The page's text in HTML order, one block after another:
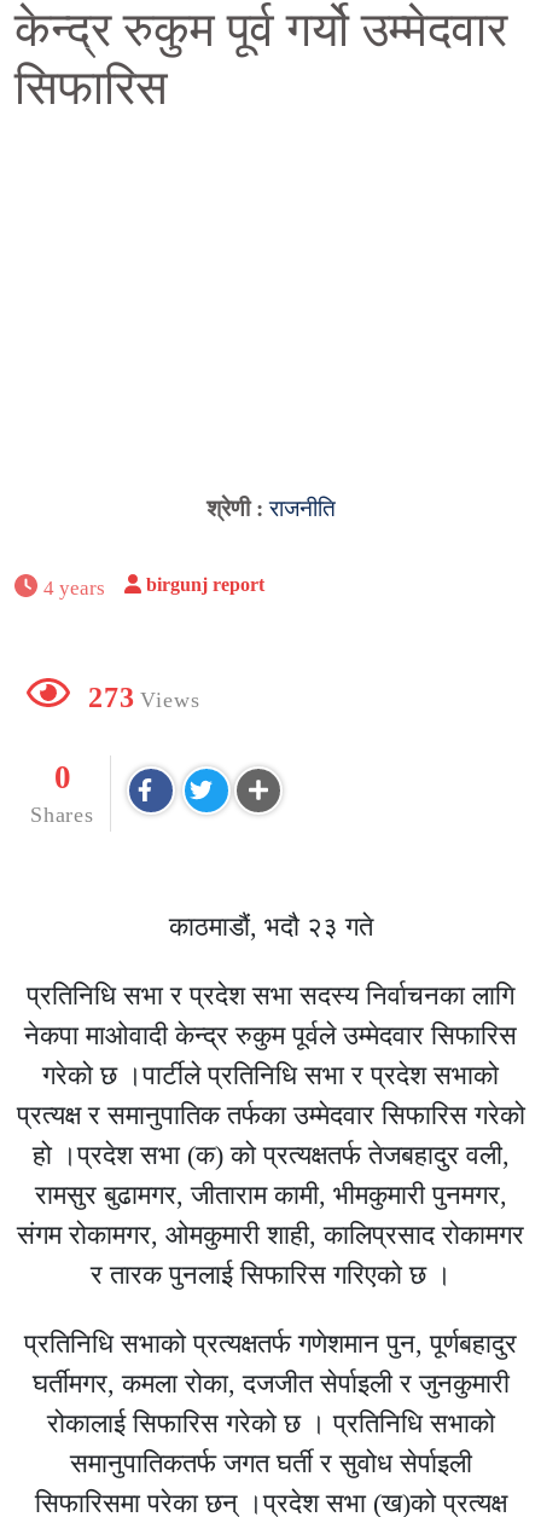
केन्द्र रुकुम पूर्व गर्यो उम्मेदवार
सिफारिस
श्रेणी :राजनीति
4 years birgunj report
273 Views
0
Shares
काठमाडौं, भदौ २३ गते
प्रतिनिधि सभा र प्रदेश सभा सदस्य निर्वाचनका लागि
नेकपा माओवादी केन्द्र रुकुम पूर्वले उम्मेदवार सिफारिस
गरेको छ ।पार्टीले प्रतिनिधि सभा र प्रदेश सभाको
प्रत्यक्ष र समानुपातिक तर्फका उम्मेदवार सिफारिस गरेको
हो ।प्रदेश सभा (क) को प्रत्यक्षतर्फ तेजबहादुर वली,
रामसुर बुढामगर, जीताराम कामी, भीमकुमारी पुनमगर,
संगम रोकामगर, ओमकुमारी शाही, कालिप्रसाद रोकामगर
र तारक पुनलाई सिफारिस गरिएको छ ।
प्रतिनिधि सभाको प्रत्यक्षतर्फ गणेशमान पुन, पूर्णबहादुर
घर्तीमगर, कमला रोका, दजजीत सेर्पाइली र जुनकुमारी
रोकालाई सिफारिस गरेको छ । प्रतिनिधि सभाको
समानुपातिकतर्फ जगत घर्ती र सुवोध सेर्पाइली
सिफारिसमा परेका छन् ।प्रदेश सभा (ख)को प्रत्यक्ष